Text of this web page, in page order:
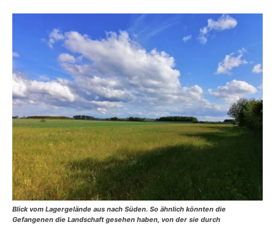
Blick vom Lagergelände aus nach Süden. So ähnlich könnten die
Gefangenen die Landschaft gesehen haben, von der sie durch